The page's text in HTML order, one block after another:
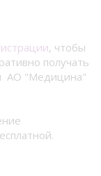
, чтобы
получать
АО "Медицина"